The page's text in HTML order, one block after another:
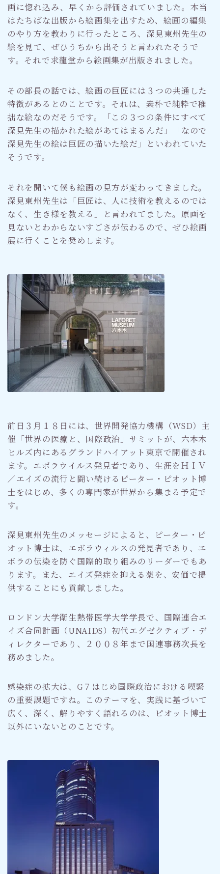
画に惚れ込み、早くから評価されていました。本当
はたちばな出版から絵画集を出すため、絵画の編集
のやり方を教わりに行ったところ、深見東州先生の
絵を見て、ぜひうちから出そうと言われたそうで
す。それで求龍堂から絵画集が出版されました。
その部長の話では、絵画の巨匠には３つの共通した
特徴があるとのことです。それは、素朴で純粋で稚
拙な絵なのだそうです。「この３つの条件にすべて
深見先生の描かれた絵があてはまるんだ」「なので
深見先生の絵は巨匠の描いた絵だ」といわれていた
そうです。
それを聞いて僕も絵画の見方が変わってきました。
深見東州先生は「巨匠は、人に技術を教えるのでは
なく、生き様を教える」と言われてました。原画を
見ないとわからないすごさが伝わるので、ぜひ絵画
展に行くことを奨めします。
前日３月１８日には、世界開発協力機構（WSD）主
催「世界の医療と、国際政治」サミットが、六本木
ヒルズ内にあるグランドハイアット東京で開催され
ます。エボラウイルス発見者であり、生涯をＨＩＶ
／エイズの流行と闘い続けるピーター・ピオット博
士をはじめ、多くの専門家が世界から集まる予定で
す。
深見東州先生のメッセージによると、ピーター・ピ
オット博士は、エボラウィルスの発見者であり、エ
ボラの伝染を防ぐ国際的取り組みのリーダーでもあ
ります。また、エイズ発症を抑える薬を、安価で提
供することにも貢献しました。
ロンドン大学衛生熱帯医学大学学長で、国際連合エ
イズ合同計画（UNAIDS）初代エグゼクティブ・デ
ィレクターであり、２００８年まで国連事務次長を
務めました。
感染症の拡大は、G７はじめ国際政治における喫緊
の重要課題ですね。このテーマを、実践に基づいて
広く、深く、解りやすく語れるのは、ピオット博士
以外にいないとのことです。